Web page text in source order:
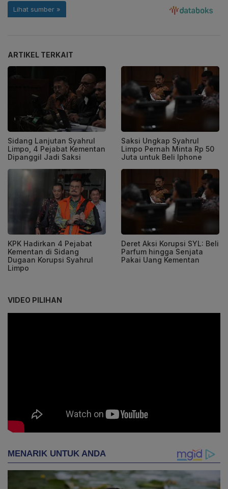
ARTIKEL TERKAIT
Sidang Lanjutan Syahrul
Limpo, 4 Pejabat Kementan
Dipanggil Jadi Saksi
Saksi Ungkap Syahrul
Limpo Pernah Minta Rp 50
Juta untuk Beli Iphone
KPK Hadirkan 4 Pejabat
Kementan di Sidang
Dugaan Korupsi Syahrul
Limpo
Deret Aksi Korupsi SYL: Beli
Parfum hingga Senjata
Pakai Uang Kementan
VIDEO PILIHAN